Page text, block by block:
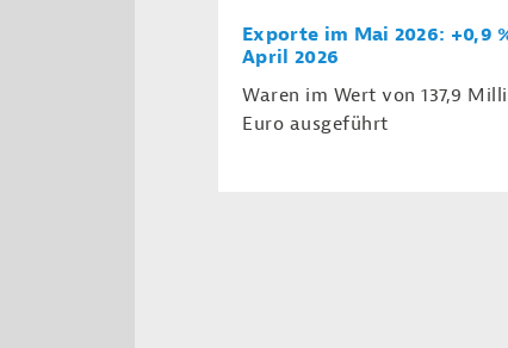
Exporte im Mai 2026: +0,9
April 2026
Waren im Wert von 137,9
Euro ausgeführt